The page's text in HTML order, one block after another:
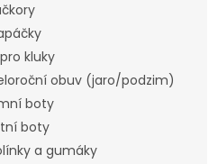
kluky
obuv (jaro/podzim)
boty
boty
a gumáky